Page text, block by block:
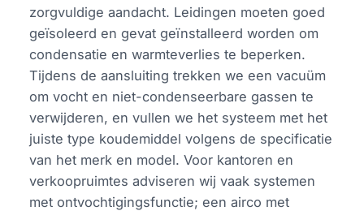
zorgvuldige aandacht. Leidingen moeten goed
geïsoleerd en gevat geïnstalleerd worden om
condensatie en warmteverlies te beperken.
Tijdens de aansluiting trekken we een vacuüm
om vocht en niet-condenseerbare gassen te
verwijderen, en vullen we het systeem met het
juiste type koudemiddel volgens de specificatie
van het merk en model. Voor kantoren en
verkoopruimtes adviseren wij vaak systemen
met ontvochtigingsfunctie; een airco met